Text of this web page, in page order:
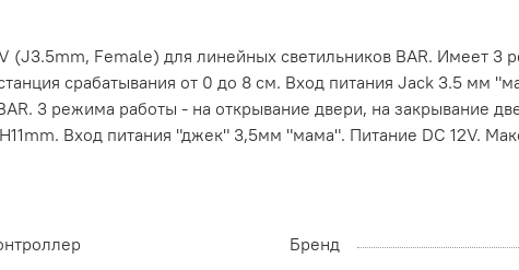
(J3.5mm, Female) для линейных светильников BAR. Имеет 3
срабатывания от 0 до 8 см. Вход питания Jack 3.5 мм
3 режима работы - на открывание двери, на закрывание
Вход питания "джек" 3,5мм "мама". Питание DC 12V.
Бренд